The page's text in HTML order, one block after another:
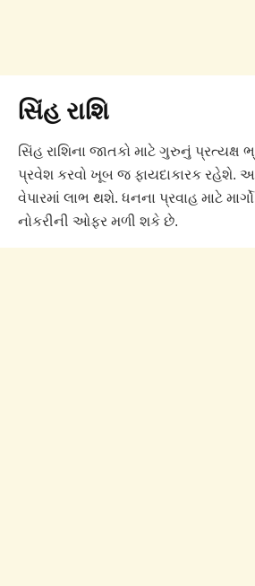
સિંહ રાશિ
સિંહ રાશિના જાતકો માટે ગુરુનું પ્રત્યક્ષ
પ્રવેશ કરવો ખૂબ જ ફાયદાકારક રહેશે.
વેપારમાં લાભ થશે. ધનના પ્રવાહ માટે
નોકરીની ઓફર મળી શકે છે.